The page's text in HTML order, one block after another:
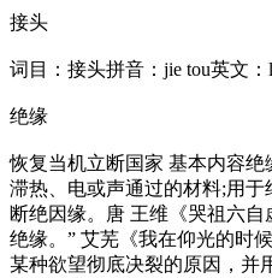
接头
词目：接头拼音：jie tou英文：l
绝缘
恢复当机立断国家 基本内容绝
滞热、电或声通过的材料;用
断绝因缘。唐 王维《哭祖六
绝缘。” 艾芜《我在仰光的时
某种欲望彻底决裂的原因，并